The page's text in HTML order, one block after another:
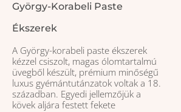
György-Korabeli Paste
Ékszerek
A György-korabeli paste ékszerek
kézzel csiszolt, magas ólomtartalmú
üvegből készült, prémium minőségű
luxus gyémántutánzatok voltak a 18.
században. Egyedi jellemzőjük a
kövek aljára festett fekete